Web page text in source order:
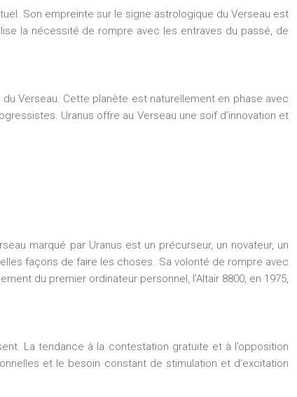
Son empreinte sur le signe astrologique du Verseau est
la nécessité de rompre avec les entraves du passé, de
Verseau. Cette planète est naturellement en phase avec
Uranus offre au Verseau une soif d’innovation et
marqué par Uranus est un précurseur, un novateur, un
façons de faire les choses. Sa volonté de rompre avec
du premier ordinateur personnel, l’Altair 8800, en 1975,
La tendance à la contestation gratuite et à l’opposition
et le besoin constant de stimulation et d’excitation